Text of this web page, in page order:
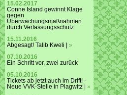
15.02.2017
Conne Island gewinnt Klage
gegen
Überwachungsmaßnahmen
durch Verfassungsschutz
15.11.2016
Abgesagt! Talib Kweli | »
07.10.2016
Ein Schritt vor, zwei zurück
05.10.2016
Tickets ab jetzt auch im Drift! -
Neue VVK-Stelle in Plagwitz | »